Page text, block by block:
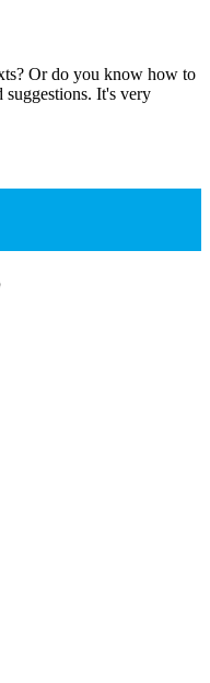
Or do you know how to
It's very